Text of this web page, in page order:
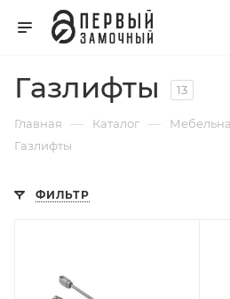
Газлифты 13
Главная — Каталог —
Газлифты
ФИЛЬТР